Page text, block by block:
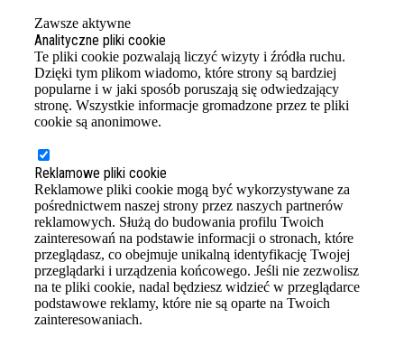
Zawsze aktywne
Analityczne pliki cookie
Te pliki cookie pozwalają liczyć wizyty i źródła ruchu.
Dzięki tym plikom wiadomo, które strony są bardziej
popularne i w jaki sposób poruszają się odwiedzający
stronę. Wszystkie informacje gromadzone przez te pliki
cookie są anonimowe.
Reklamowe pliki cookie
Reklamowe pliki cookie mogą być wykorzystywane za
pośrednictwem naszej strony przez naszych partnerów
reklamowych. Służą do budowania profilu Twoich
zainteresowań na podstawie informacji o stronach, które
przeglądasz, co obejmuje unikalną identyfikację Twojej
przeglądarki i urządzenia końcowego. Jeśli nie zezwolisz
na te pliki cookie, nadal będziesz widzieć w przeglądarce
podstawowe reklamy, które nie są oparte na Twoich
zainteresowaniach.